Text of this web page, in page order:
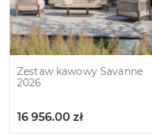
Zestaw kawowy Savanne
2026
16 956.00 zł